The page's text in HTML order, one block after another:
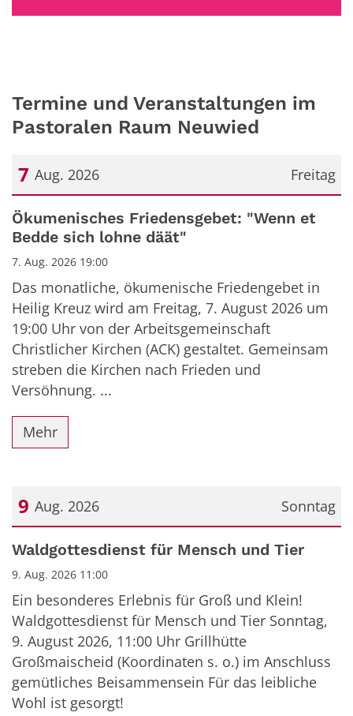
Termine und Veranstaltungen im
Pastoralen Raum Neuwied
Freitag
7 Aug. 2026
Datum: 7. August 2026
Ökumenisches Friedensgebet: "Wenn et
Bedde sich lohne däät"
7. Aug. 2026 19:00
Das monatliche, ökumenische Friedengebet in
Heilig Kreuz wird am Freitag, 7. August 2026 um
19:00 Uhr von der Arbeitsgemeinschaft
Christlicher Kirchen (ACK) gestaltet. Gemeinsam
streben die Kirchen nach Frieden und
Versöhnung. ...
Mehr
Sonntag
9 Aug. 2026
Datum: 9. August 2026
Waldgottesdienst für Mensch und Tier
9. Aug. 2026 11:00
Ein besonderes Erlebnis für Groß und Klein!
Waldgottesdienst für Mensch und Tier Sonntag,
9. August 2026, 11:00 Uhr Grillhütte
Großmaischeid (Koordinaten s. o.) im Anschluss
gemütliches Beisammensein Für das leibliche
Wohl ist gesorgt!